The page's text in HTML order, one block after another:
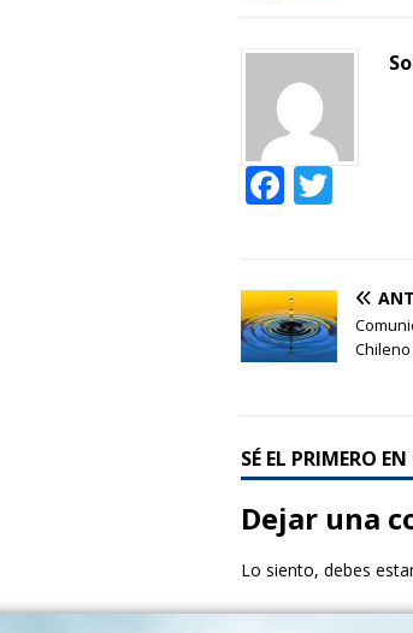
c
e
b
o
o
it
F
b
o
o
er
SÉ EL PRIMERO
Dejar una
Lo siento, debes